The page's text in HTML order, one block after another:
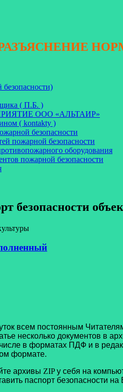
( П.Б. )
ООО «АЛЬТАИР»
( kontakty )
безопасности
пожарной безопасности
оборудования
пожарной безопасности
безопасности
всем постоянным
несколько документов в
в форматах ПДФ и в
формате.
архивы ZIPу себя на
паспорт безопасности